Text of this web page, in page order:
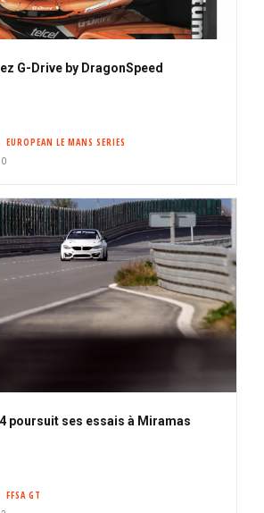
G-Drive by DragonSpeed
EUROPEAN LE MANS SERIES
poursuit ses essais à Miramas
FFSA GT